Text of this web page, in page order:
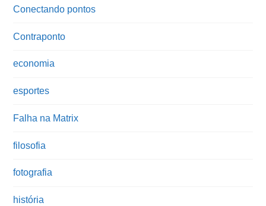
Conectando pontos
Contraponto
economia
esportes
Falha na Matrix
filosofia
fotografia
história